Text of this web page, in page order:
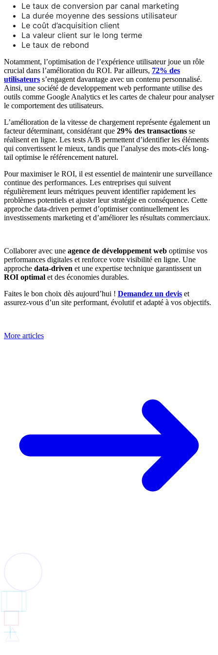
Le taux de conversion par canal marketing
La durée moyenne des sessions utilisateur
Le coût d’acquisition client
La valeur client sur le long terme
Le taux de rebond
Notamment, l’optimisation de l’expérience utilisateur joue un rôle
crucial dans l’amélioration du ROI. Par ailleurs, 72% des
utilisateurs s’engagent davantage avec un contenu personnalisé.
Ainsi, une société de developpement web performante utilise des
outils comme Google Analytics et les cartes de chaleur pour analyser
le comportement des utilisateurs.
L’amélioration de la vitesse de chargement représente également un
facteur déterminant, considérant que 29% des transactions se
réalisent en ligne. Les tests A/B permettent d’identifier les éléments
qui convertissent le mieux, tandis que l’analyse des mots-clés long-
tail optimise le référencement naturel.
Pour maximiser le ROI, il est essentiel de maintenir une surveillance
continue des performances. Les entreprises qui suivent
régulièrement leurs métriques peuvent identifier rapidement les
problèmes potentiels et ajuster leur stratégie en conséquence. Cette
approche data-driven permet d’optimiser continuellement les
investissements marketing et d’améliorer les résultats commerciaux.
Collaborer avec une agence de développement web optimise vos
performances digitales et renforce votre visibilité en ligne. Une
approche data-driven et une expertise technique garantissent un
ROI optimal et des économies durables.
Faites le bon choix dès aujourd’hui ! Demandez un devis et
assurez-vous d’un site performant, évolutif et adapté à vos objectifs.
More articles